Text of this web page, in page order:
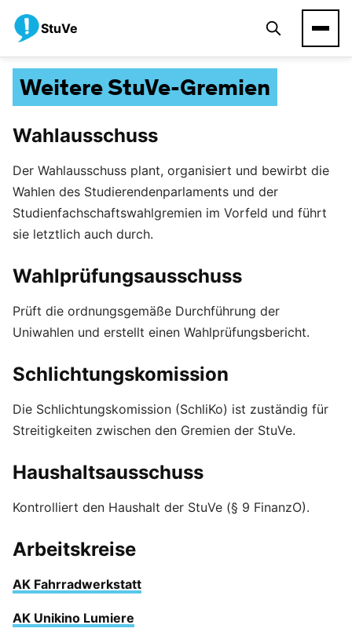
StuVe
Weitere StuVe-Gremien
Wahlausschuss
Der Wahlausschuss plant, organisiert und bewirbt die
Wahlen des Studierendenparlaments und der
Studienfachschaftswahlgremien im Vorfeld und führt
sie letztlich auch durch.
Wahlprüfungsausschuss
Prüft die ordnungsgemäße Durchführung der
Uniwahlen und erstellt einen Wahlprüfungsbericht.
Schlichtungskomission
Die Schlichtungskomission (SchliKo) ist zuständig für
Streitigkeiten zwischen den Gremien der StuVe.
Haushaltsausschuss
Kontrolliert den Haushalt der StuVe (§ 9 FinanzO).
Arbeitskreise
AK Fahrradwerkstatt
AK Unikino Lumiere